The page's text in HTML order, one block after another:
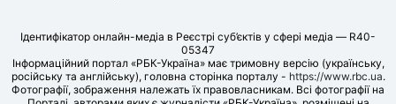
Ідентифікатор онлайн-медіа в Реєстрі суб’єктів у сфері медіа — R40-
05347
Інформаційний портал «РБК-Україна» має тримовну версію (українську,
російську та англійську), головна сторінка порталу - https://www.rbc.ua.
Фотографії, зображення належать їх правовласникам. Всі фотографії на